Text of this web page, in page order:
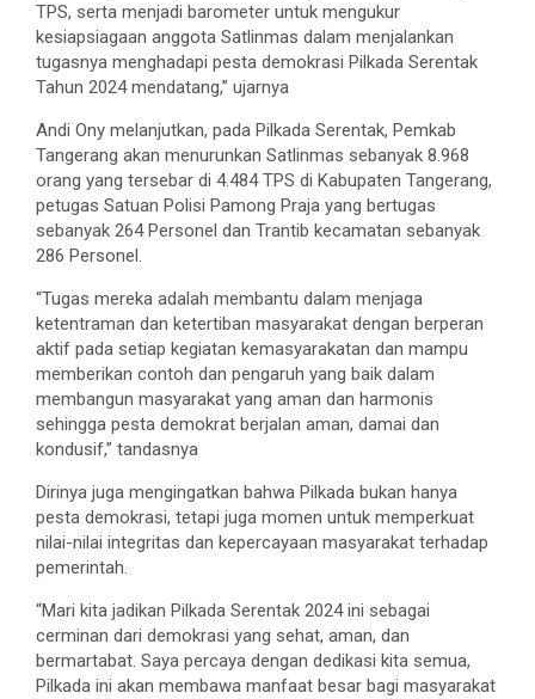
TPS, serta menjadi barometer untuk mengukur
kesiapsiagaan anggota Satlinmas dalam menjalankan
tugasnya menghadapi pesta demokrasi Pilkada Serentak
Tahun 2024 mendatang,” ujarnya
Andi Ony melanjutkan, pada Pilkada Serentak, Pemkab
Tangerang akan menurunkan Satlinmas sebanyak 8.968
orang yang tersebar di 4.484 TPS di Kabupaten Tangerang,
petugas Satuan Polisi Pamong Praja yang bertugas
sebanyak 264 Personel dan Trantib kecamatan sebanyak
286 Personel.
“Tugas mereka adalah membantu dalam menjaga
ketentraman dan ketertiban masyarakat dengan berperan
aktif pada setiap kegiatan kemasyarakatan dan mampu
memberikan contoh dan pengaruh yang baik dalam
membangun masyarakat yang aman dan harmonis
sehingga pesta demokrat berjalan aman, damai dan
kondusif,” tandasnya
Dirinya juga mengingatkan bahwa Pilkada bukan hanya
pesta demokrasi, tetapi juga momen untuk memperkuat
nilai-nilai integritas dan kepercayaan masyarakat terhadap
pemerintah.
“Mari kita jadikan Pilkada Serentak 2024 ini sebagai
cerminan dari demokrasi yang sehat, aman, dan
bermartabat. Saya percaya dengan dedikasi kita semua,
Pilkada ini akan membawa manfaat besar bagi masyarakat